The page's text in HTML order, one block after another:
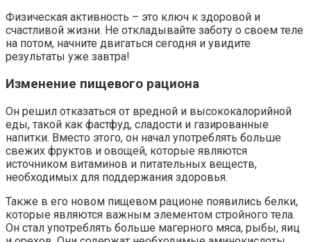
Физическая активность – это ключ к здоровой и
счастливой жизни. Не откладывайте заботу о своем теле
на потом, начните двигаться сегодня и увидите
результаты уже завтра!
Изменение пищевого рациона
Он решил отказаться от вредной и высококалорийной
еды, такой как фастфуд, сладости и газированные
напитки. Вместо этого, он начал употреблять больше
свежих фруктов и овощей, которые являются
источником витаминов и питательных веществ,
необходимых для поддержания здоровья.
Также в его новом пищевом рационе появились белки,
которые являются важным элементом стройного тела.
Он стал употреблять больше магерного мяса, рыбы, яиц